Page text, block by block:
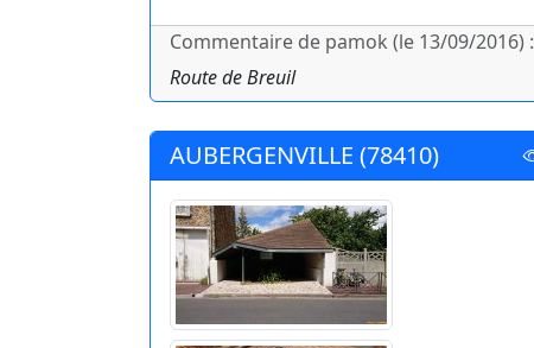
Commentaire de pamok (le 13/09/2016) :
Route de Breuil
AUBERGENVILLE (78410)